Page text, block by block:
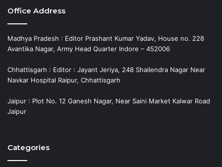
Office Address
Madhya Pradesh : Editor Prashant Kumar Yadav, House no. 228
Avantika Nagar, Army Head Quarter Indore – 452006
Chhattisgarh : Editor : Jayant Jeriya, 248 Shailendra Nagar Near
Navkar Hospital Raipur, Chhattisgarh
Jaipur : Plot No. 12 Ganesh Nagar, Near Saini Market Kalwar Road
Jaipur
Categories